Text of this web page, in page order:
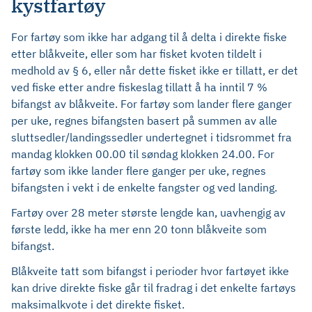
kystfartøy
For fartøy som ikke har adgang til å delta i direkte fiske
etter blåkveite, eller som har fisket kvoten tildelt i
medhold av § 6, eller når dette fisket ikke er tillatt, er det
ved fiske etter andre fiskeslag tillatt å ha inntil 7 %
bifangst av blåkveite. For fartøy som lander flere ganger
per uke, regnes bifangsten basert på summen av alle
sluttsedler/landingssedler undertegnet i tidsrommet fra
mandag klokken 00.00 til søndag klokken 24.00. For
fartøy som ikke lander flere ganger per uke, regnes
bifangsten i vekt i de enkelte fangster og ved landing.
Fartøy over 28 meter største lengde kan, uavhengig av
første ledd, ikke ha mer enn 20 tonn blåkveite som
bifangst.
Blåkveite tatt som bifangst i perioder hvor fartøyet ikke
kan drive direkte fiske går til fradrag i det enkelte fartøys
maksimalkvote i det direkte fisket.